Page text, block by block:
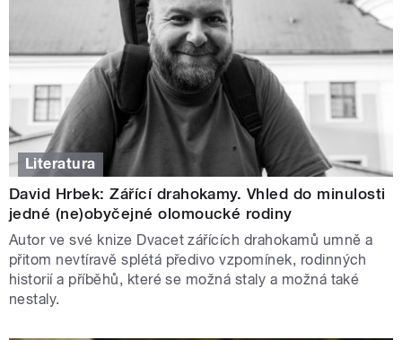
Literatura
David Hrbek: Zářící drahokamy. Vhled do minulosti
jedné (ne)obyčejné olomoucké rodiny
Autor ve své knize Dvacet zářících drahokamů umně a
přitom nevtíravě splétá předivo vzpomínek, rodinných
historií a příběhů, které se možná staly a možná také
nestaly.